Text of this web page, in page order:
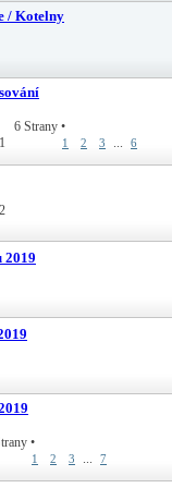
/ Kotelny
6 Strany •
1 2 3 ... 6
2019
•
1 2 3 ... 7